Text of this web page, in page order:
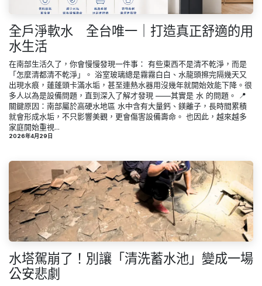
全戶淨軟水 全台唯一｜打造真正舒適的用
水生活
在南部生活久了，你會慢慢發現一件事： 有些東西不是清不乾淨，而是
「怎麼清都清不乾淨」。 浴室玻璃總是霧霧白白、水龍頭擦完隔幾天又
出現水痕，蓮蓬頭卡滿水垢，甚至連熱水器用沒幾年就開始效能下降。很
多人以為是設備問題，直到深入了解才發現 ——其實是 水 的問題。 📍
關鍵原因：南部屬於高硬水地區 水中含有大量鈣、鎂離子，長時間累積
就會形成水垢，不只影響美觀，更會傷害設備壽命。 也因此，越來越多
家庭開始重視...
2026年4月29日
水塔駕崩了！別讓「清洗蓄水池」變成一場
公安悲劇